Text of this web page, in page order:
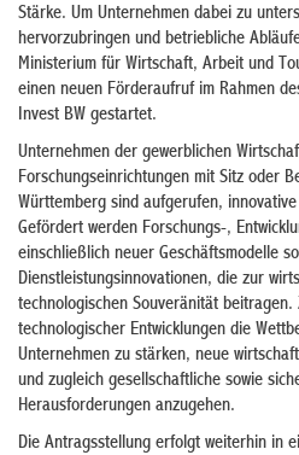
Stärke. Um Unternehmen dabei zu
hervorzubringen und betriebliche
Ministerium für Wirtschaft, Arbeit und
einen neuen Förderaufruf im Rahmen
Invest BW gestartet.
Unternehmen der gewerblichen
Forschungseinrichtungen mit Sitz oder
Württemberg sind aufgerufen,
Gefördert werden Forschungs-,
einschließlich neuer Geschäftsmodelle
Dienstleistungsinnovationen, die zur
technologischen Souveränität
technologischer Entwicklungen die
Unternehmen zu stärken, neue
und zugleich gesellschaftliche sowie
Herausforderungen anzugehen.
Die Antragsstellung erfolgt weiterhin in